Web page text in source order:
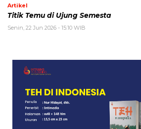
Artikel
Titik Temu di Ujung Semesta
Senin, 22 Jun 2026 - 15:10 WIB